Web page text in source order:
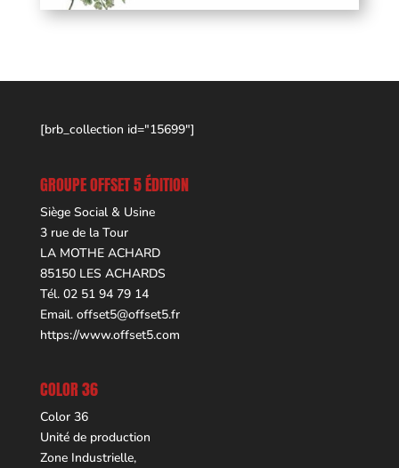
[brb_collection id="15699"]
GROUPE OFFSET 5 ÉDITION
Siège Social & Usine
3 rue de la Tour
LA MOTHE ACHARD
85150 LES ACHARDS
Tél. 02 51 94 79 14
Email. offset5@offset5.fr
https://www.offset5.com
COLOR 36
Color 36
Unité de production
Zone Industrielle,